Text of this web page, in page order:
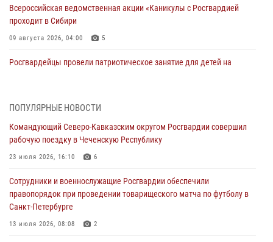
Всероссийская ведомственная акции «Каникулы с Росгвардией
проходит в Сибири
09 августа 2026, 04:00 5
Росгвардейцы провели патриотическое занятие для детей на
юных воспитанников спортивной школы
08 августа 2026, 13:00
стен музея истории космонавтики в Калуге
08 августа 2026, 09:29 2
В Северо-Западном округе Росгвардии продолжаются мероприятия
ПОПУЛЯРНЫЕ НОВОСТИ
Командующий Северо-Кавказским округом Росгвардии совершил
рабочую поездку в Чеченскую Республику
23 июля 2026, 16:10 6
Сотрудники и военнослужащие Росгвардии обеспечили
правопорядок при проведении товарищеского матча по футболу в
Санкт-Петербурге
13 июля 2026, 08:08 2